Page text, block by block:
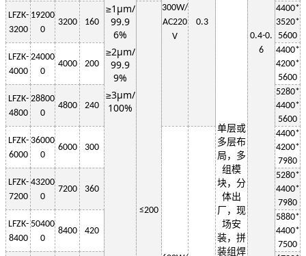
≥1μm/
99.9
6%
≥2μm/
99.9
9%
≥3μm/
100%
0.4-0.
6
300W/
AC220
V
0.3
单层或
多层布
局，多
组模
块，分
体出
厂，现
场安
装，拼
装组焊
LFZK-
3200
19200
0
3200 160
≤200
4400*
3520*
5600
LFZK-
4000
24000
0
4000 200
4400*
4200*
5600
LFZK-
4800
28800
0
4800 240
5280*
4400*
5600
LFZK-
6000
36000
0
6000 300
4400*
4200*
7980
LFZK-
7200
43200
0
7200 360
5280*
4400*
7980
LFZK-
8400
50400
0
8400 420
5880*
4400*
7500